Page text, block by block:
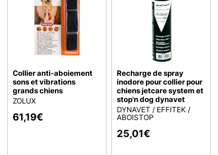
Collier anti-aboiement
sons et vibrations
grands chiens
ZOLUX
61,19€
Recharge de spray
inodore pour collier pour
chiens jetcare system et
stop'n dog dynavet
DYNAVET / EFFITEK /
ABOISTOP
25,01€